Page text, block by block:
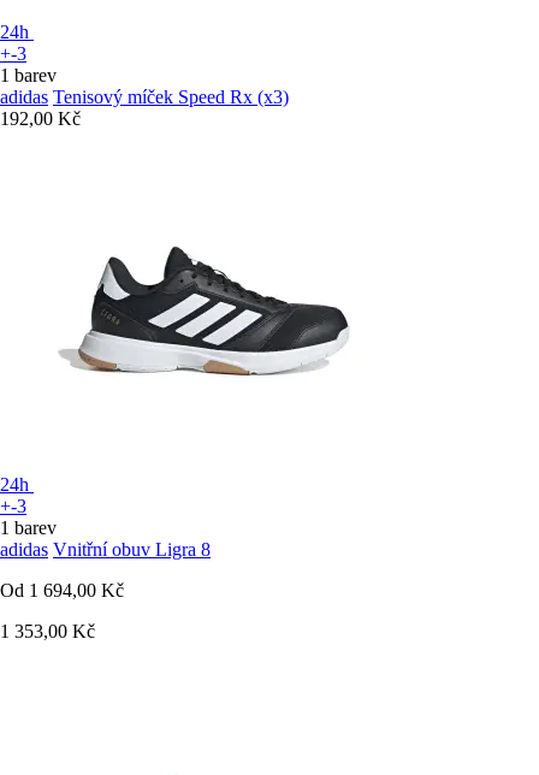
24h
+-3
1 barev
adidas Tenisový míček Speed Rx (x3)
192,00 Kč
24h
+-3
1 barev
adidas Vnitřní obuv Ligra 8
Od 1 694,00 Kč
1 353,00 Kč